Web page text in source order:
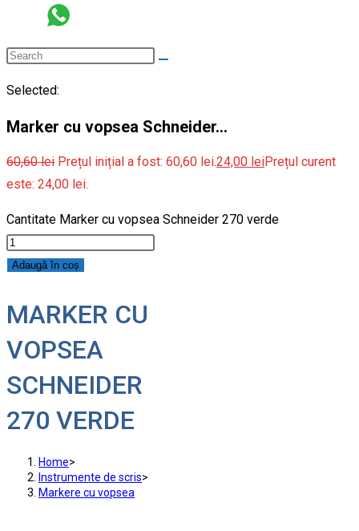
Selected:
Marker cu vopsea Schneider…
60,60lei Prețul inițial a fost: 60,60 lei.24,00 leiPrețul curent
este: 24,00 lei.
Cantitate Marker cu vopsea Schneider 270 verde
Adaugă în coș
MARKER CU
VOPSEA
SCHNEIDER
270 VERDE
Home>
Instrumente de scris>
Markere cu vopsea